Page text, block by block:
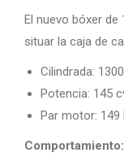
El nuevo bóxer
situar la caja de
Cilindrada:
Potencia: 145
Par motor: 149
Comportamiento: